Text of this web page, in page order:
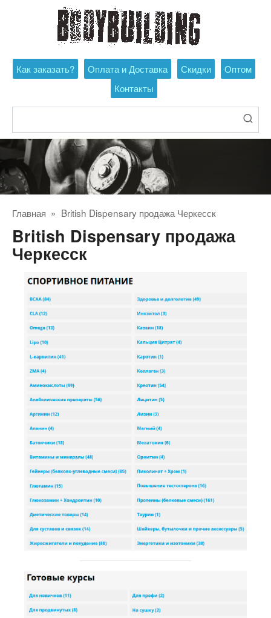
Как заказать? Оплата и Доставка Скидки
Оптом
Контакты
Главная » British Dispensary продажа Черкесск
British Dispensary продажа
Черкесск